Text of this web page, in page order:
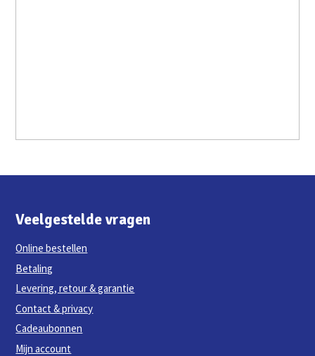
Veelgestelde vragen
Online bestellen
Betaling
Levering, retour & garantie
Contact & privacy
Cadeaubonnen
Mijn account